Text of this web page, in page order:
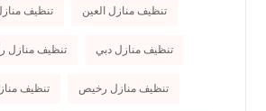
تنظيف منازل العين تنظيف
تنظيف منازل دبي تنظيف منازل
تنظيف منازل رخيص تنظيف